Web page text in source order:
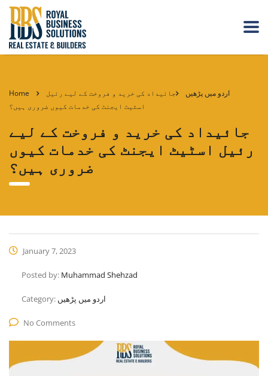
Home اردو میں پڑھیں
جائیداد کی خرید و فروخت کے لیے رئیل
اسٹیٹ ایجنٹ کی خدمات کیوں ضروری ہیں؟
جائیداد کی خرید و فروخت کے لیے
رئیل اسٹیٹ ایجنٹ کی خدمات کیوں
ضروری ہیں؟
January 7, 2023
Posted by: Muhammad Shehzad
Category: اردو میں پڑھیں
No Comments